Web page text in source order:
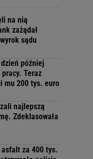
na nią
zażądał
sądu
dzień później
Teraz
mu 200 tys. euro
najlepszą
Zdeklasowała
asfalt za 400 tys.